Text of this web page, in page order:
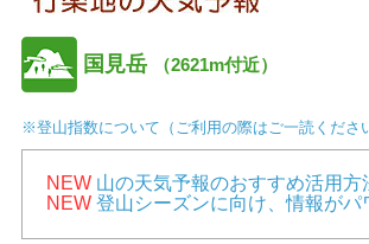
国見岳 （2621m付近）
※登山指数について（ご利用の際はご一読くださ
NEW 山の天気予報のおすすめ活用方
NEW 登山シーズンに向け、情報がパ